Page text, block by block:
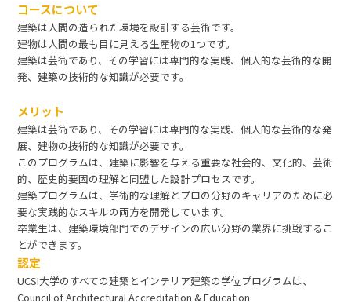
コースについて
建築は人間の造られた環境を設計する芸術です。
建物は人間の最も目に見える生産物の1つです。
建築は芸術であり、その学習には専門的な実践、個人的な芸術的な開
発、建築の技術的な知識が必要です。
メリット
建築は芸術であり、その学習には専門的な実践、個人的な芸術的な発
展、建物の技術的な知識が必要です。
このプログラムは、建築に影響を与える重要な社会的、文化的、芸術
的、歴史的要因の理解と同盟した設計プロセスです。
建築プログラムは、学術的な理解とプロの分野のキャリアのために必
要な実践的なスキルの両方を開発しています。
卒業生は、建築環境部門でのデザインの広い分野の業界に挑戦するこ
とができます。
認定
UCSI大学のすべての建築とインテリア建築の学位プログラムは、
Council of Architectural Accreditation & Education